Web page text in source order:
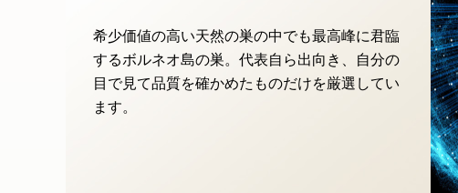
希少価値の高い天然の巣の中でも最高峰に君臨
するボルネオ島の巣。代表自ら出向き、自分の
目で見て品質を確かめたものだけを厳選してい
ます。